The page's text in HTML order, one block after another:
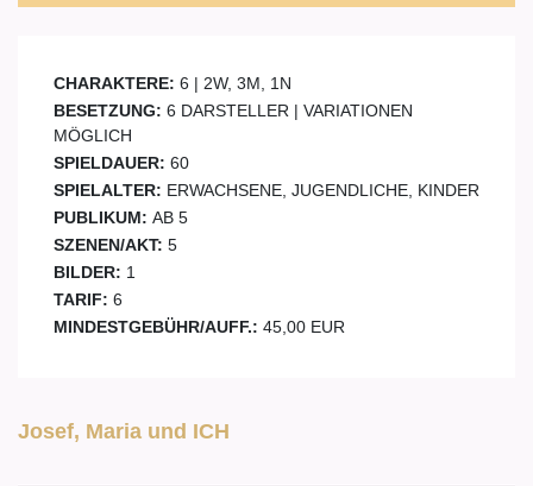
CHARAKTERE: 6 | 2W, 3M, 1N
BESETZUNG: 6 DARSTELLER | VARIATIONEN
MÖGLICH
SPIELDAUER: 60
SPIELALTER: ERWACHSENE, JUGENDLICHE, KINDER
PUBLIKUM: AB 5
SZENEN/AKT: 5
BILDER: 1
TARIF: 6
MINDESTGEBÜHR/AUFF.: 45,00 EUR
Josef, Maria und ICH